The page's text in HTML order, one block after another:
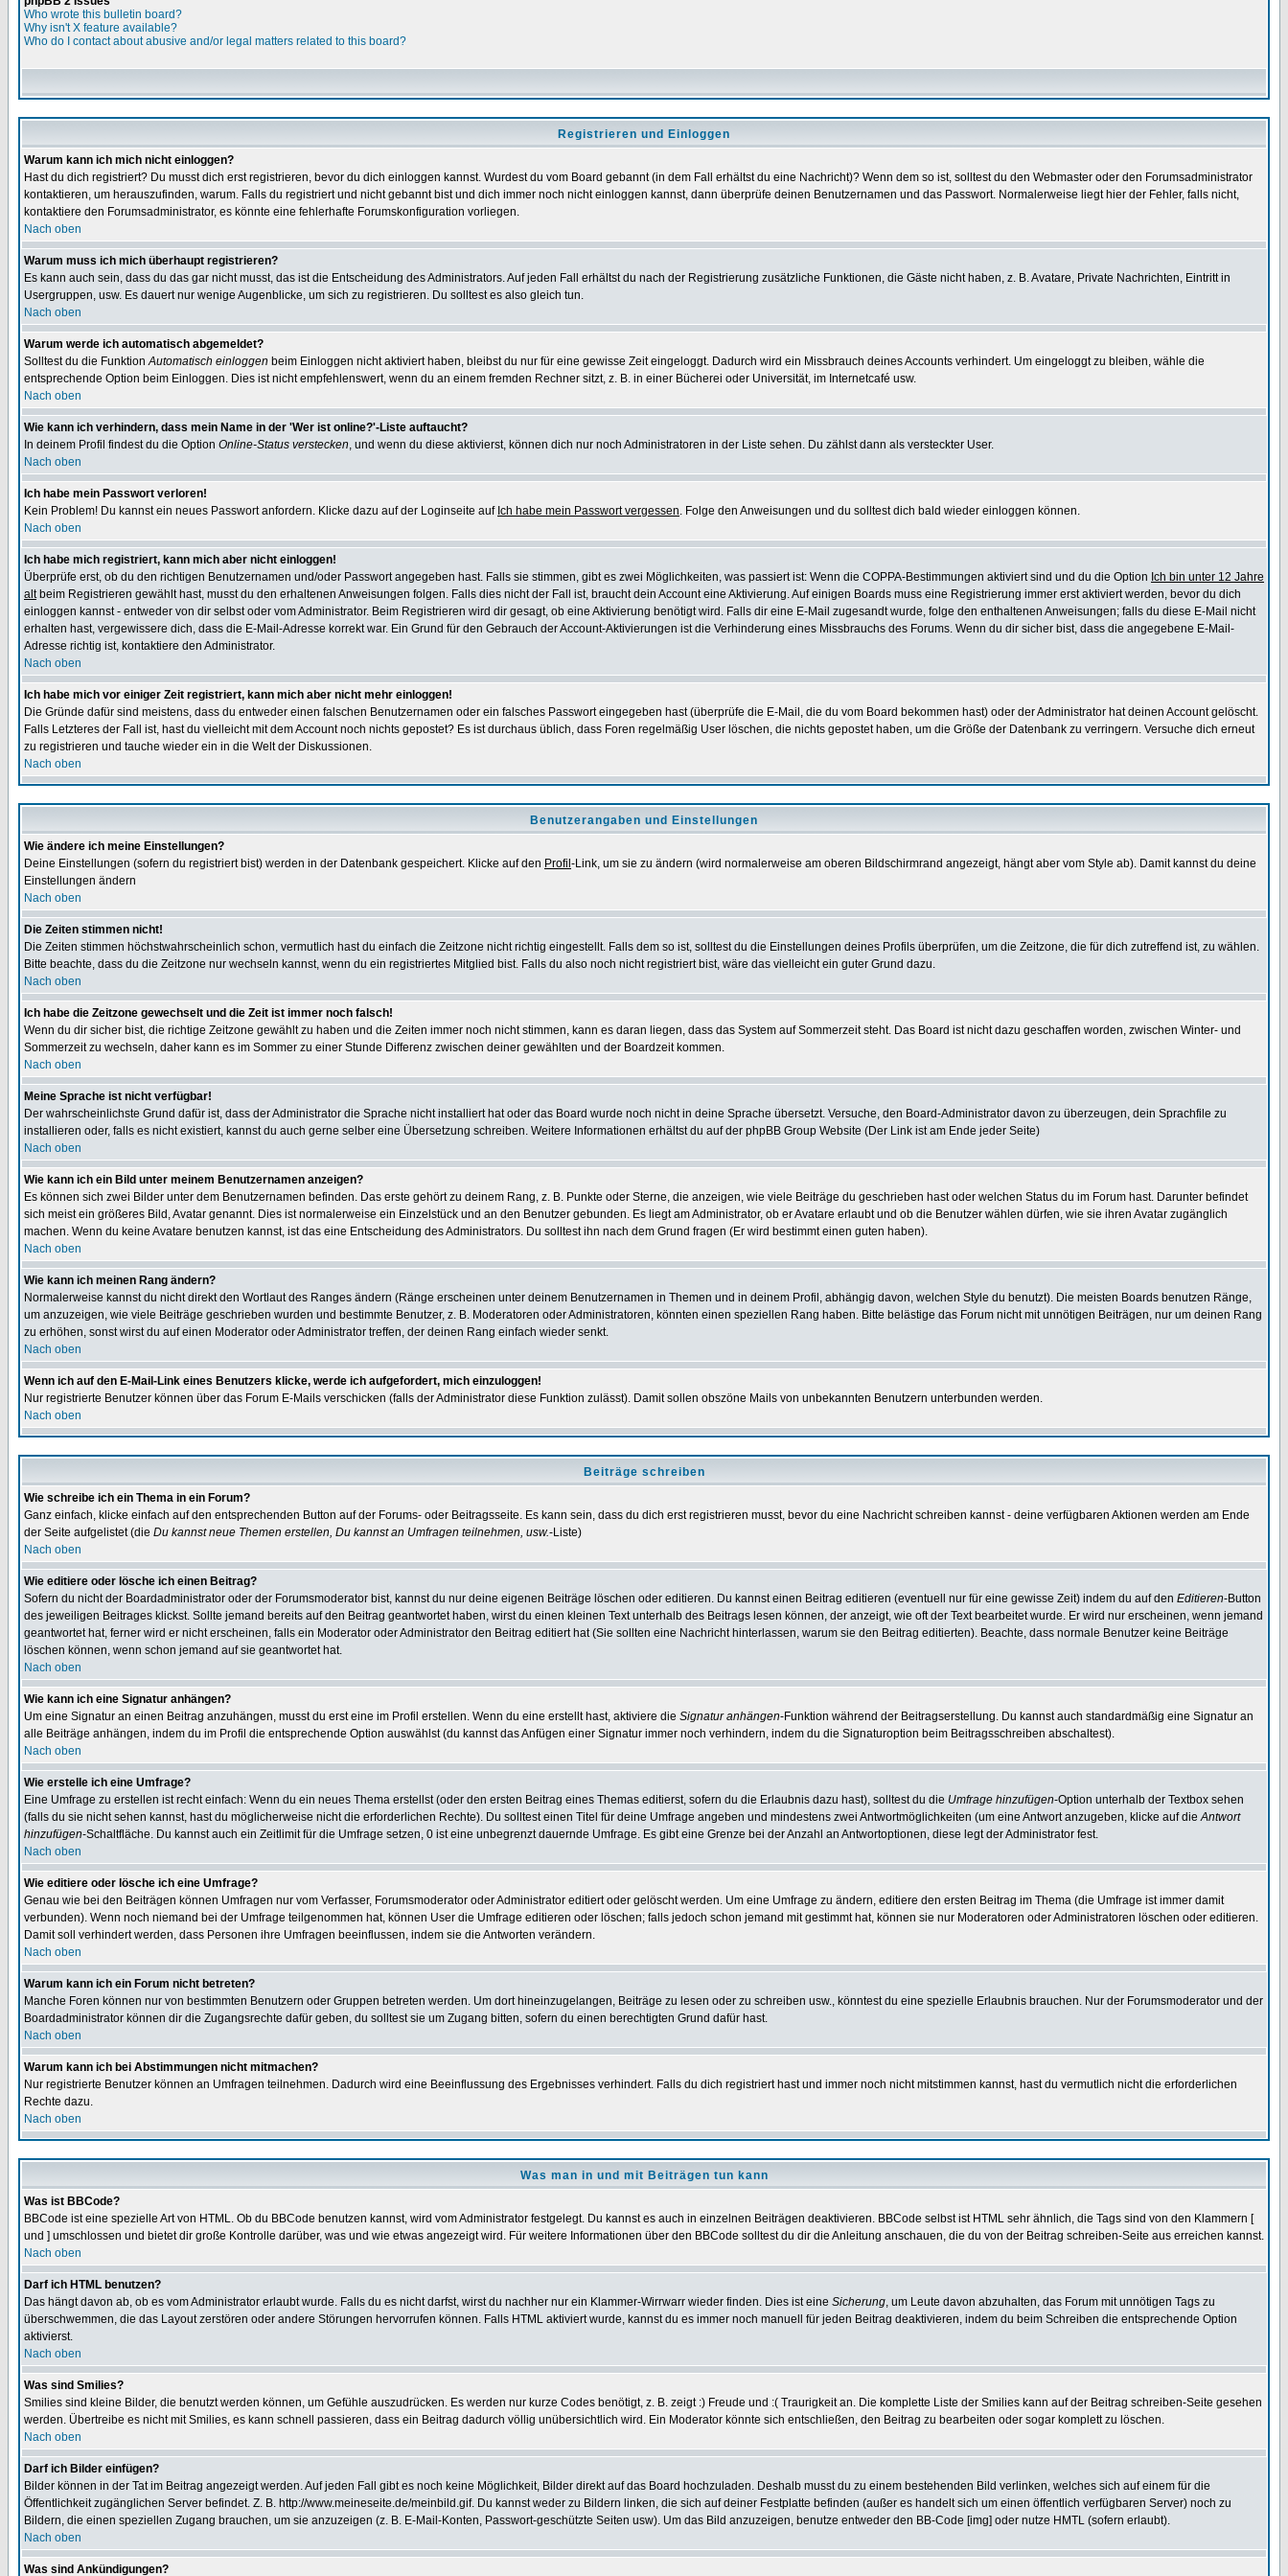
Who wrote this bulletin board?
Why isn't X feature available?
Who do I contact about abusive and/or legal matters related to this board?
Registrieren und Einloggen
Warum kann ich mich nicht einloggen?
Hast du dich registriert? Du musst dich erst registrieren, bevor du dich einloggen kannst. Wurdest du vom Board gebannt (in dem Fall erhältst du eine Nachricht)? Wenn dem so ist, solltest du den Webmaster oder den Forumsadministrator
kontaktieren, um herauszufinden, warum. Falls du registriert und nicht gebannt bist und dich immer noch nicht einloggen kannst, dann überprüfe deinen Benutzernamen und das Passwort. Normalerweise liegt hier der Fehler, falls nicht,
kontaktiere den Forumsadministrator, es könnte eine fehlerhafte Forumskonfiguration vorliegen.
Nach oben
Warum muss ich mich überhaupt registrieren?
Es kann auch sein, dass du das gar nicht musst, das ist die Entscheidung des Administrators. Auf jeden Fall erhältst du nach der Registrierung zusätzliche Funktionen, die Gäste nicht haben, z. B. Avatare, Private Nachrichten, Eintritt in
Usergruppen, usw. Es dauert nur wenige Augenblicke, um sich zu registrieren. Du solltest es also gleich tun.
Nach oben
Warum werde ich automatisch abgemeldet?
Solltest du die FunktionAutomatisch einloggen beim Einloggen nicht aktiviert haben, bleibst du nur für eine gewisse Zeit eingeloggt. Dadurch wird ein Missbrauch deines Accounts verhindert. Um eingeloggt zu bleiben, wähle die
entsprechende Option beim Einloggen. Dies ist nicht empfehlenswert, wenn du an einem fremden Rechner sitzt, z. B. in einer Bücherei oder Universität, im Internetcafé usw.
Nach oben
Wie kann ich verhindern, dass mein Name in der 'Wer ist online?'-Liste auftaucht?
In deinem Profil findest du die Option Online-Status verstecken, und wenn du diese aktivierst, können dich nur noch Administratoren in der Liste sehen. Du zählst dann als versteckter User.
Nach oben
Ich habe mein Passwort verloren!
Kein Problem! Du kannst ein neues Passwort anfordern. Klicke dazu auf der Loginseite auf Ich habe mein Passwort vergessen. Folge den Anweisungen und du solltest dich bald wieder einloggen können.
Nach oben
Ich habe mich registriert, kann mich aber nicht einloggen!
Überprüfe erst, ob du den richtigen Benutzernamen und/oder Passwort angegeben hast. Falls sie stimmen, gibt es zwei Möglichkeiten, was passiert ist: Wenn die COPPA-Bestimmungen aktiviert sind und du die Option Ich bin unter 12 Jahre
altbeim Registrieren gewählt hast, musst du den erhaltenen Anweisungen folgen. Falls dies nicht der Fall ist, braucht dein Account eine Aktivierung. Auf einigen Boards muss eine Registrierung immer erst aktiviert werden, bevor du dich
einloggen kannst - entweder von dir selbst oder vom Administrator. Beim Registrieren wird dir gesagt, ob eine Aktivierung benötigt wird. Falls dir eine E-Mail zugesandt wurde, folge den enthaltenen Anweisungen; falls du diese E-Mail nicht
erhalten hast, vergewissere dich, dass die E-Mail-Adresse korrekt war. Ein Grund für den Gebrauch der Account-Aktivierungen ist die Verhinderung eines Missbrauchs des Forums. Wenn du dir sicher bist, dass die angegebene E-Mail-
Adresse richtig ist, kontaktiere den Administrator.
Nach oben
Ich habe mich vor einiger Zeit registriert, kann mich aber nicht mehr einloggen!
Die Gründe dafür sind meistens, dass du entweder einen falschen Benutzernamen oder ein falsches Passwort eingegeben hast (überprüfe die E-Mail, die du vom Board bekommen hast) oder der Administrator hat deinen Account gelöscht.
Falls Letzteres der Fall ist, hast du vielleicht mit dem Account noch nichts gepostet? Es ist durchaus üblich, dass Foren regelmäßig User löschen, die nichts gepostet haben, um die Größe der Datenbank zu verringern. Versuche dich erneut
zu registrieren und tauche wieder ein in die Welt der Diskussionen.
Nach oben
Benutzerangaben und Einstellungen
Wie ändere ich meine Einstellungen?
Deine Einstellungen (sofern du registriert bist) werden in der Datenbank gespeichert. Klicke auf den Profil -Link, um sie zu ändern (wird normalerweise am oberen Bildschirmrand angezeigt, hängt aber vom Style ab). Damit kannst du deine
Einstellungen ändern
Nach oben
Die Zeiten stimmen nicht!
Die Zeiten stimmen höchstwahrscheinlich schon, vermutlich hast du einfach die Zeitzone nicht richtig eingestellt. Falls dem so ist, solltest du die Einstellungen deines Profils überprüfen, um die Zeitzone, die für dich zutreffend ist, zu wählen.
Bitte beachte, dass du die Zeitzone nur wechseln kannst, wenn du ein registriertes Mitglied bist. Falls du also noch nicht registriert bist, wäre das vielleicht ein guter Grund dazu.
Nach oben
Ich habe die Zeitzone gewechselt und die Zeit ist immer noch falsch!
Wenn du dir sicher bist, die richtige Zeitzone gewählt zu haben und die Zeiten immer noch nicht stimmen, kann es daran liegen, dass das System auf Sommerzeit steht. Das Board ist nicht dazu geschaffen worden, zwischen Winter- und
Sommerzeit zu wechseln, daher kann es im Sommer zu einer Stunde Differenz zwischen deiner gewählten und der Boardzeit kommen.
Nach oben
Meine Sprache ist nicht verfügbar!
Der wahrscheinlichste Grund dafür ist, dass der Administrator die Sprache nicht installiert hat oder das Board wurde noch nicht in deine Sprache übersetzt. Versuche, den Board-Administrator davon zu überzeugen, dein Sprachfile zu
installieren oder, falls es nicht existiert, kannst du auch gerne selber eine Übersetzung schreiben. Weitere Informationen erhältst du auf der phpBB Group Website (Der Link ist am Ende jeder Seite)
Nach oben
Wie kann ich ein Bild unter meinem Benutzernamen anzeigen?
Es können sich zwei Bilder unter dem Benutzernamen befinden. Das erste gehört zu deinem Rang, z. B. Punkte oder Sterne, die anzeigen, wie viele Beiträge du geschrieben hast oder welchen Status du im Forum hast. Darunter befindet
sich meist ein größeres Bild, Avatar genannt. Dies ist normalerweise ein Einzelstück und an den Benutzer gebunden. Es liegt am Administrator, ob er Avatare erlaubt und ob die Benutzer wählen dürfen, wie sie ihren Avatar zugänglich
machen. Wenn du keine Avatare benutzen kannst, ist das eine Entscheidung des Administrators. Du solltest ihn nach dem Grund fragen (Er wird bestimmt einen guten haben).
Nach oben
Wie kann ich meinen Rang ändern?
Normalerweise kannst du nicht direkt den Wortlaut des Ranges ändern (Ränge erscheinen unter deinem Benutzernamen in Themen und in deinem Profil, abhängig davon, welchen Style du benutzt). Die meisten Boards benutzen Ränge,
um anzuzeigen, wie viele Beiträge geschrieben wurden und bestimmte Benutzer, z. B. Moderatoren oder Administratoren, könnten einen speziellen Rang haben. Bitte belästige das Forum nicht mit unnötigen Beiträgen, nur um deinen Rang
zu erhöhen, sonst wirst du auf einen Moderator oder Administrator treffen, der deinen Rang einfach wieder senkt.
Nach oben
Wenn ich auf den E-Mail-Link eines Benutzers klicke, werde ich aufgefordert, mich einzuloggen!
Nur registrierte Benutzer können über das Forum E-Mails verschicken (falls der Administrator diese Funktion zulässt). Damit sollen obszöne Mails von unbekannten Benutzern unterbunden werden.
Nach oben
Beiträge schreiben
Wie schreibe ich ein Thema in ein Forum?
Ganz einfach, klicke einfach auf den entsprechenden Button auf der Forums- oder Beitragsseite. Es kann sein, dass du dich erst registrieren musst, bevor du eine Nachricht schreiben kannst - deine verfügbaren Aktionen werden am Ende
der Seite aufgelistet (die Du kannst neue Themen erstellen, Du kannst an Umfragen teilnehmen, usw.-Liste)
Nach oben
Wie editiere oder lösche ich einen Beitrag?
Sofern du nicht der Boardadministrator oder der Forumsmoderator bist, kannst du nur deine eigenen Beiträge löschen oder editieren. Du kannst einen Beitrag editieren (eventuell nur für eine gewisse Zeit) indem du auf den Editieren-Button
des jeweiligen Beitrages klickst. Sollte jemand bereits auf den Beitrag geantwortet haben, wirst du einen kleinen Text unterhalb des Beitrags lesen können, der anzeigt, wie oft der Text bearbeitet wurde. Er wird nur erscheinen, wenn jemand
geantwortet hat, ferner wird er nicht erscheinen, falls ein Moderator oder Administrator den Beitrag editiert hat (Sie sollten eine Nachricht hinterlassen, warum sie den Beitrag editierten). Beachte, dass normale Benutzer keine Beiträge
löschen können, wenn schon jemand auf sie geantwortet hat.
Nach oben
Wie kann ich eine Signatur anhängen?
Um eine Signatur an einen Beitrag anzuhängen, musst du erst eine im Profil erstellen. Wenn du eine erstellt hast, aktiviere die Signatur anhängen-Funktion während der Beitragserstellung. Du kannst auch standardmäßig eine Signatur an
alle Beiträge anhängen, indem du im Profil die entsprechende Option auswählst (du kannst das Anfügen einer Signatur immer noch verhindern, indem du die Signaturoption beim Beitragsschreiben abschaltest).
Nach oben
Wie erstelle ich eine Umfrage?
Eine Umfrage zu erstellen ist recht einfach: Wenn du ein neues Thema erstellst (oder den ersten Beitrag eines Themas editierst, sofern du die Erlaubnis dazu hast), solltest du die Umfrage hinzufügen-Option unterhalb der Textbox sehen
(falls du sie nicht sehen kannst, hast du möglicherweise nicht die erforderlichen Rechte). Du solltest einen Titel für deine Umfrage angeben und mindestens zwei Antwortmöglichkeiten (um eine Antwort anzugeben, klicke auf dieAntwort
hinzufügen-Schaltfläche. Du kannst auch ein Zeitlimit für die Umfrage setzen, 0 ist eine unbegrenzt dauernde Umfrage. Es gibt eine Grenze bei der Anzahl an Antwortoptionen, diese legt der Administrator fest.
Nach oben
Wie editiere oder lösche ich eine Umfrage?
Genau wie bei den Beiträgen können Umfragen nur vom Verfasser, Forumsmoderator oder Administrator editiert oder gelöscht werden. Um eine Umfrage zu ändern, editiere den ersten Beitrag im Thema (die Umfrage ist immer damit
verbunden). Wenn noch niemand bei der Umfrage teilgenommen hat, können User die Umfrage editieren oder löschen; falls jedoch schon jemand mit gestimmt hat, können sie nur Moderatoren oder Administratoren löschen oder editieren.
Damit soll verhindert werden, dass Personen ihre Umfragen beeinflussen, indem sie die Antworten verändern.
Nach oben
Warum kann ich ein Forum nicht betreten?
Manche Foren können nur von bestimmten Benutzern oder Gruppen betreten werden. Um dort hineinzugelangen, Beiträge zu lesen oder zu schreiben usw., könntest du eine spezielle Erlaubnis brauchen. Nur der Forumsmoderator und der
Boardadministrator können dir die Zugangsrechte dafür geben, du solltest sie um Zugang bitten, sofern du einen berechtigten Grund dafür hast.
Nach oben
Warum kann ich bei Abstimmungen nicht mitmachen?
Nur registrierte Benutzer können an Umfragen teilnehmen. Dadurch wird eine Beeinflussung des Ergebnisses verhindert. Falls du dich registriert hast und immer noch nicht mitstimmen kannst, hast du vermutlich nicht die erforderlichen
Rechte dazu.
Nach oben
Was man in und mit Beiträgen tun kann
Was ist BBCode?
BBCode ist eine spezielle Art von HTML. Ob du BBCode benutzen kannst, wird vom Administrator festgelegt. Du kannst es auch in einzelnen Beiträgen deaktivieren. BBCode selbst ist HTML sehr ähnlich, die Tags sind von den Klammern [
und ] umschlossen und bietet dir große Kontrolle darüber, was und wie etwas angezeigt wird. Für weitere Informationen über den BBCode solltest du dir die Anleitung anschauen, die du von der Beitrag schreiben-Seite aus erreichen kannst.
Nach oben
Darf ich HTML benutzen?
Das hängt davon ab, ob es vom Administrator erlaubt wurde. Falls du es nicht darfst, wirst du nachher nur ein Klammer-Wirrwarr wieder finden. Dies ist eine Sicherung, um Leute davon abzuhalten, das Forum mit unnötigen Tags zu
überschwemmen, die das Layout zerstören oder andere Störungen hervorrufen können. Falls HTML aktiviert wurde, kannst du es immer noch manuell für jeden Beitrag deaktivieren, indem du beim Schreiben die entsprechende Option
aktivierst.
Nach oben
Was sind Smilies?
Smilies sind kleine Bilder, die benutzt werden können, um Gefühle auszudrücken. Es werden nur kurze Codes benötigt, z. B. zeigt :) Freude und :( Traurigkeit an. Die komplette Liste der Smilies kann auf der Beitrag schreiben-Seite gesehen
werden. Übertreibe es nicht mit Smilies, es kann schnell passieren, dass ein Beitrag dadurch völlig unübersichtlich wird. Ein Moderator könnte sich entschließen, den Beitrag zu bearbeiten oder sogar komplett zu löschen.
Nach oben
Darf ich Bilder einfügen?
Bilder können in der Tat im Beitrag angezeigt werden. Auf jeden Fall gibt es noch keine Möglichkeit, Bilder direkt auf das Board hochzuladen. Deshalb musst du zu einem bestehenden Bild verlinken, welches sich auf einem für die
Öffentlichkeit zugänglichen Server befindet. Z. B. http://www.meineseite.de/meinbild.gif. Du kannst weder zu Bildern linken, die sich auf deiner Festplatte befinden (außer es handelt sich um einen öffentlich verfügbaren Server) noch zu
Bildern, die einen speziellen Zugang brauchen, um sie anzuzeigen (z. B. E-Mail-Konten, Passwort-geschützte Seiten usw). Um das Bild anzuzeigen, benutze entweder den BB-Code [img] oder nutze HMTL (sofern erlaubt).
Nach oben
Was sind Ankündigungen?